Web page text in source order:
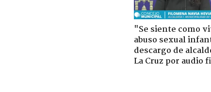
"Se siente como
abuso sexual
descargo de
La Cruz por audio